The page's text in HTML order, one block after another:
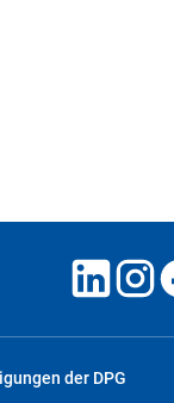
der DPG